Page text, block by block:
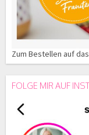
Zum Bestellen auf
FOLGE MIR AUF